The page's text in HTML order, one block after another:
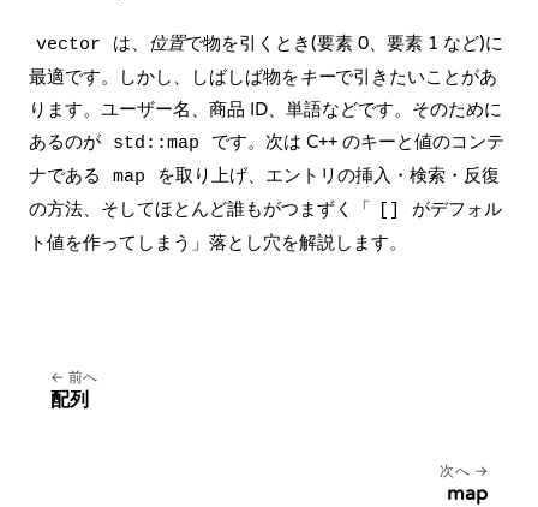
vector は、 位置で物を引くとき(要素 0、要素 1 など)に
最適です。しかし、しばしば物をキーで引きたいことがあ
ります。ユーザー名、商品 ID、単語などです。そのために
あるのが
std::map
です。次は C++ のキーと値のコンテ
ナである
map
を取り上げ、エントリの挿入・検索・反復
の方法、そしてほとんど誰もがつまずく「
がデフォル
ト値を作ってしまう」落とし穴を解説します。
前へ
配列
次へ
map